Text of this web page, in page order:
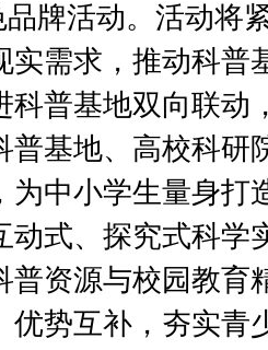
品牌活动。活动将
实需求，推动科普
科普基地双向联动
普基地、高校科研
为中小学生量身打
动式、探究式科学
普资源与校园教育
优势互补，夯实青